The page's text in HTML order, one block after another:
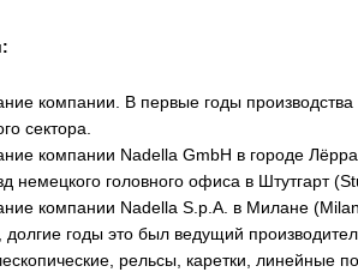
компании. В первые годы
сектора.
компании Nadella GmbH в городе
немецкого головного офиса в Штутгарт
компании Nadella S.p.A. в Милане
долгие годы это был ведущий
рельсы, каретки, линейные